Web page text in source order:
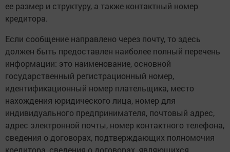
ее размер и структуру, а также контактный номер
кредитора.
Если сообщение направлено через почту, то здесь
должен быть предоставлен наиболее полный перечень
информации: это наименование, основной
государственный регистрационный номер,
идентификационный номер плательщика, место
нахождения юридического лица, номер для
индивидуального предпринимателя, почтовый адрес,
адрес электронной почты, номер контактного телефона,
сведения о договорах, подтверждающих полномочия
кредитора, сведения о договорах, являющихся